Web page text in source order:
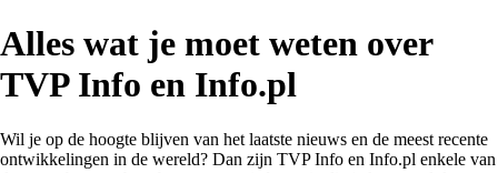
Alles wat je moet weten over
TVP Info en Info.pl
Wil je op de hoogte blijven van het laatste nieuws en de meest recente
ontwikkelingen in de wereld? Dan zijn TVP Info en Info.pl enkele van